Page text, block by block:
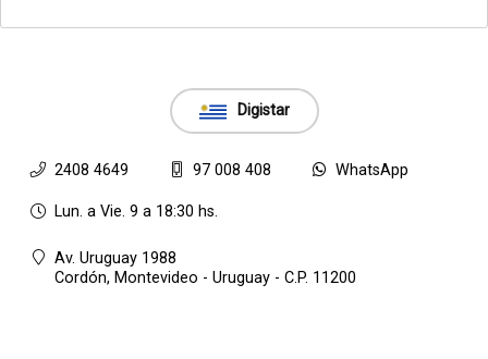
Digistar
2408 4649 97 008 408 WhatsApp
Lun. a Vie. 9 a 18:30 hs.
Av. Uruguay 1988
Cordón, Montevideo - Uruguay - C.P. 11200